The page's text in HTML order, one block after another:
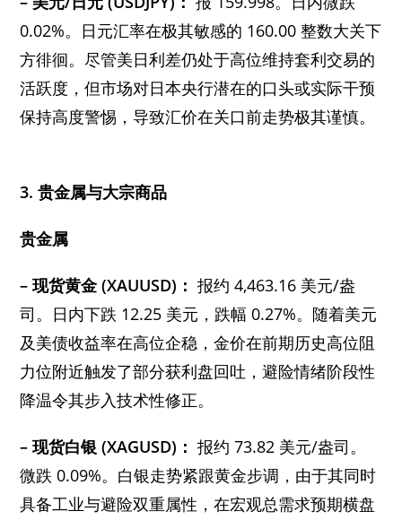
0.02%。日元汇率在极其敏感的 160.00 整数大关下
方徘徊。尽管美日利差仍处于高位维持套利交易的
活跃度，但市场对日本央行潜在的口头或实际干预
保持高度警惕，导致汇价在关口前走势极其谨慎。
3. 贵金属与大宗商品
贵金属
– 现货黄金 (XAUUSD)： 报约 4,463.16 美元/盎
司。日内下跌 12.25 美元，跌幅 0.27%。随着美元
及美债收益率在高位企稳，金价在前期历史高位阻
力位附近触发了部分获利盘回吐，避险情绪阶段性
降温令其步入技术性修正。
– 现货白银 (XAGUSD)： 报约 73.82 美元/盎司。
微跌 0.09%。白银走势紧跟黄金步调，由于其同时
具备工业与避险双重属性，在宏观总需求预期横盘